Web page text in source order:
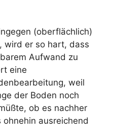
(oberflächlich)
wird er so hart, dass
Aufwand zu
eine
weil
der Boden noch
ob es nachher
ausreichend